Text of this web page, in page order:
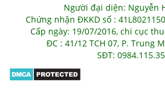
Người đại diện: Nguyễn
Chứng nhận ĐKKD số :
Cấp ngày: 19/07/2016, chi cục
ĐC : 41/12 TCH 07, P. Trung
SĐT: